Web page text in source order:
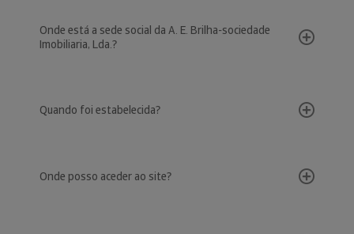
Onde está a sede social da A. E. Brilha-sociedade
Imobiliaria, Lda.?
Quando foi estabelecida?
Onde posso aceder ao site?